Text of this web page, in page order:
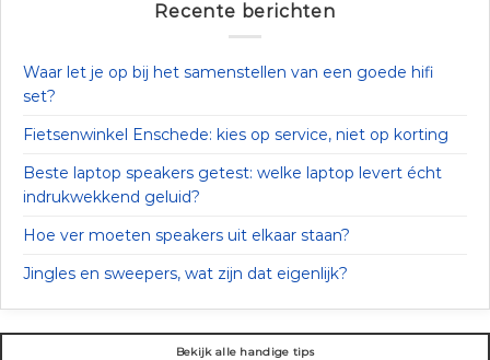
Recente berichten
Waar let je op bij het samenstellen van een goede hifi
set?
Fietsenwinkel Enschede: kies op service, niet op korting
Beste laptop speakers getest: welke laptop levert écht
indrukwekkend geluid?
Hoe ver moeten speakers uit elkaar staan?
Jingles en sweepers, wat zijn dat eigenlijk?
Bekijk alle handige tips